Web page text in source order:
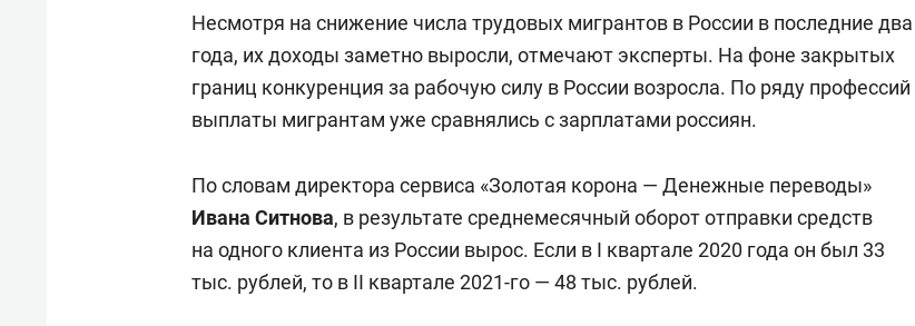
Несмотря на снижение числа трудовых мигрантов в России в последние два
года, их доходы заметно выросли, отмечают эксперты. На фоне закрытых
границ конкуренция за рабочую силу в России возросла. По ряду профессий
выплаты мигрантам уже сравнялись с зарплатами россиян.
По словам директора сервиса «Золотая корона — Денежные переводы»
Ивана Ситнова, в результате среднемесячный оборот отправки средств
на одного клиента из России вырос. Если в I квартале 2020 года он был 33
тыс. рублей, то в II квартале 2021-го — 48 тыс. рублей.